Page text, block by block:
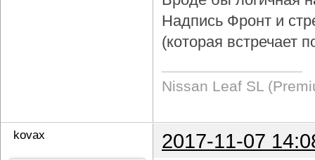
Надпись Фронт и
(которая встречает
Nissan Leaf SL
kovax 2017-11-07